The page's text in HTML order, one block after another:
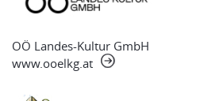
OÖ Landes-Kultur GmbH
www.ooelkg.at